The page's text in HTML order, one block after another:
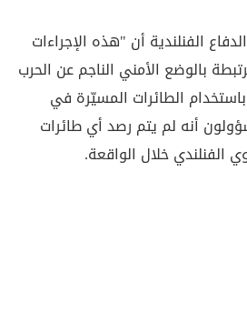
الفنلندية أن "هذه الإجراءات
بالوضع الأمني الناجم عن الحرب
الطائرات المسيّرة في
أنه لم يتم رصد أي طائرات
الفنلندي خلال الواقعة.